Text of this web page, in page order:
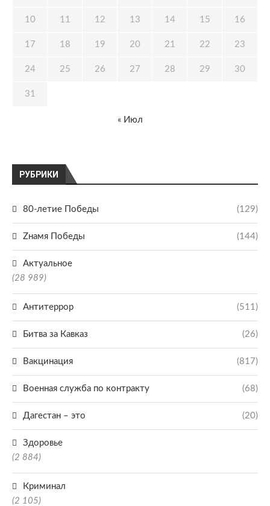
РУБРИКИ
80-летие Победы (129)
Zнамя Победы (144)
Актуальное
(28 989)
Антитеррор (511)
Битва за Кавказ (26)
Вакцинация (817)
Военная служба по контракту (68)
Дагестан – это (20)
Здоровье
(2 884)
Криминал
(2 105)
10 11 12 13 14 15 16
17 18 19 20 21 22 23
24 25 26 27 28 29 30
31
« Июл